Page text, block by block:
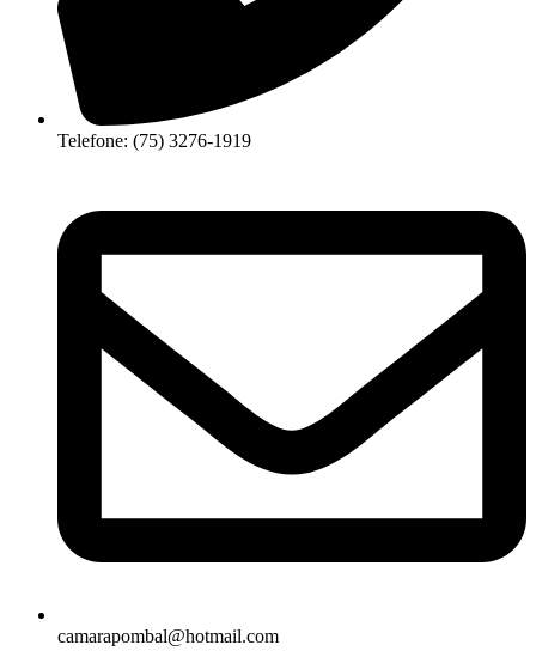
Telefone: (75) 3276-1919
camarapombal@hotmail.com